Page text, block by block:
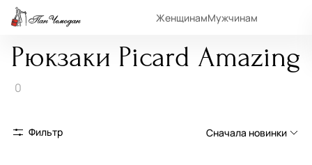
ЖенщинамМужчинам
Рюкзаки Picard Amazing
0
Фильтр Сначала новинки